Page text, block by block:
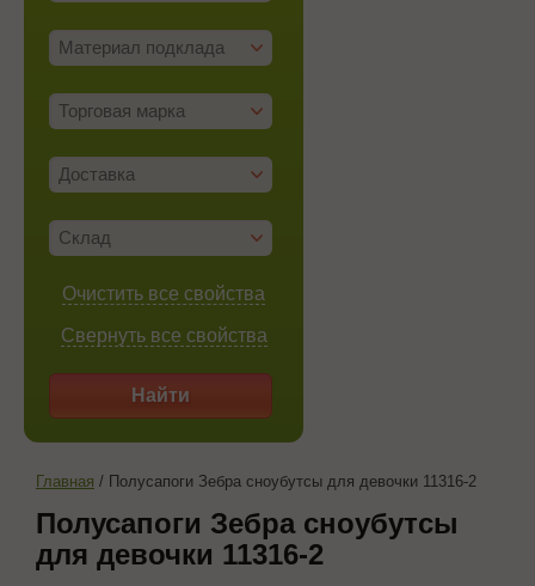
Материал подклада
Торговая марка
Доставка
Склад
Очистить все свойства
Свернуть все свойства
Найти
Главная / Полусапоги Зебра сноубутсы для девочки 11316-2
Полусапоги Зебра сноубутсы
для девочки 11316-2